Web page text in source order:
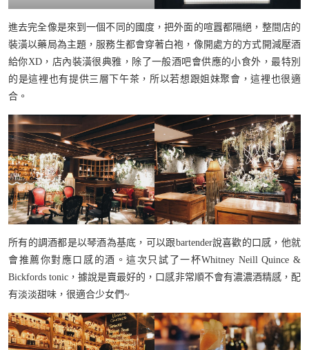
進去完全像是來到一個不同的國度，把外面的喧囂都隔絕，整間店的
裝潢以藥局為主題，服務生都會穿著白袍，像開處方的方式開減壓酒
給你XD，店內裝潢很典雅，除了一般酒吧會供應的小食外，最特別
的是這裡也有提供三層下午茶，所以若想跟姐妹聚會，這裡也很適
合。
所有的調酒都是以琴酒為基底，可以跟bartender說喜歡的口感，他就
會推薦你對應口感的酒。這次只試了一杯Whitney Neill Quince &
Bickfords tonic，據說是賣最好的，口感非常順不會有濃濃酒精感，配
有淡淡甜味，很適合少女們~